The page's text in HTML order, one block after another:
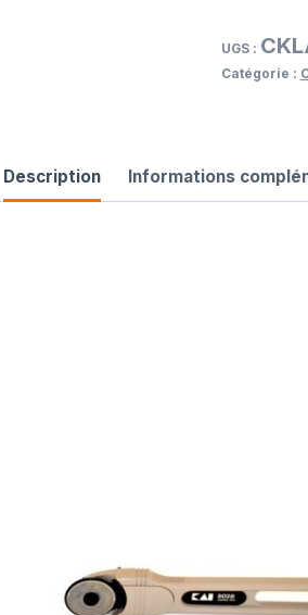
UGS :
Catégorie :
Description Informations